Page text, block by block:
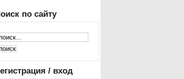
по сайту
/ вход